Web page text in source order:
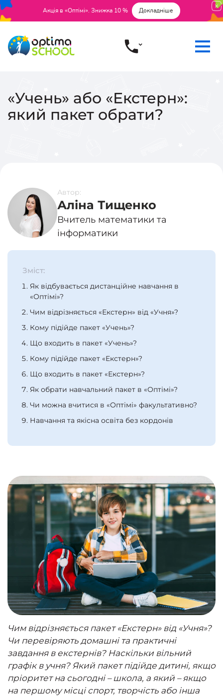
Акція в «Оптімі». Знижка 10 % Докладніше
«Учень» або «Екстерн»:
який пакет обрати?
Автор:
Аліна Тищенко
Вчитель математики та
інформатики
Зміст:
Як відбувається дистанційне навчання в
«Оптімі»?
Чим відрізняється «Екстерн» від «Учня»?
Кому підійде пакет «Учень»?
Що входить в пакет «Учень»?
Кому підійде пакет «Екстерн»?
Що входить в пакет «Екстерн»?
Як обрати навчальний пакет в «Оптімі»?
Чи можна вчитися в «Оптімі» факультативно?
Навчання та якісна освіта без кордонів
Чим відрізняється пакет «Екстерн» від «Учня»?
Чи перевіряють домашні та практичні
завдання в екстернів? Наскільки вільний
графік в учня? Який пакет підійде дитині, якщо
пріоритет на сьогодні – школа, а який – якщо
на першому місці спорт, творчість або інша